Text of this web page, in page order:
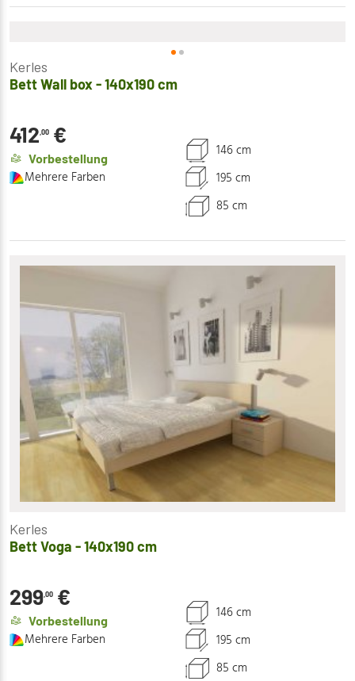
Kerles
Bett Wall box - 140x190 cm
412,00 €
Vorbestellung
Mehrere Farben
146 cm
195 cm
85 cm
Kerles
Bett Voga - 140x190 cm
299,00 €
Vorbestellung
Mehrere Farben
146 cm
195 cm
85 cm